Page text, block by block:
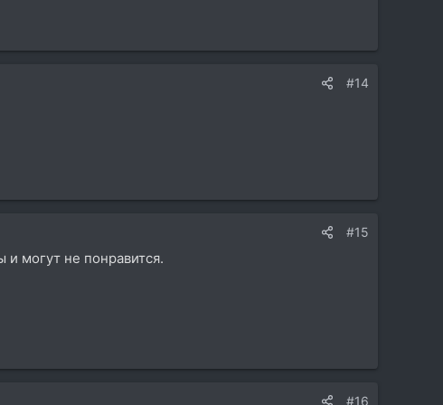
#14
#15
могут не понравится.
#16